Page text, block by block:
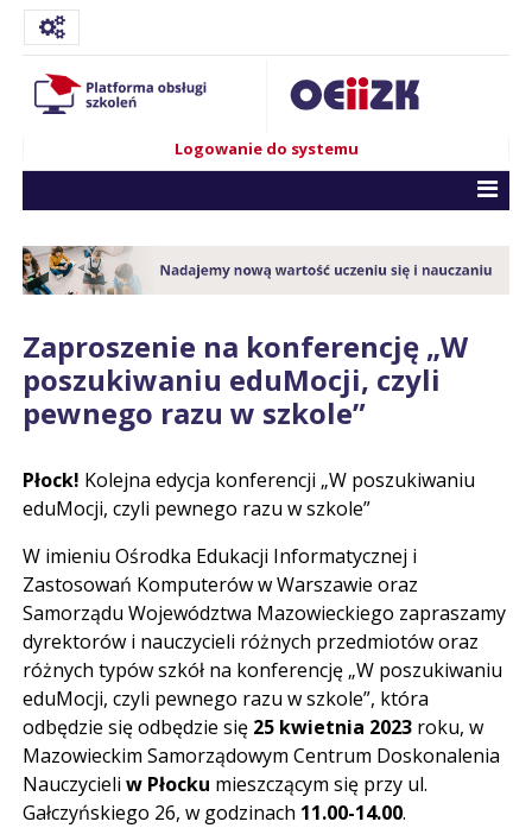
Logowanie do systemu
Zaproszenie na konferencję „W
poszukiwaniu eduMocji, czyli
pewnego razu w szkole”
Płock! Kolejna edycja konferencji „W poszukiwaniu
eduMocji, czyli pewnego razu w szkole”
W imieniu Ośrodka Edukacji Informatycznej i
Zastosowań Komputerów w Warszawie oraz
Samorządu Województwa Mazowieckiego zapraszamy
dyrektorów i nauczycieli różnych przedmiotów oraz
różnych typów szkół na konferencję „W poszukiwaniu
eduMocji, czyli pewnego razu w szkole”, która
odbędzie się odbędzie się 25 kwietnia 2023 roku, w
Mazowieckim Samorządowym Centrum Doskonalenia
Nauczycieliw Płocku mieszczącym się przy ul.
Gałczyńskiego 26, w godzinach 11.00-14.00.